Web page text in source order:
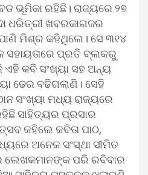
ଭୂମିକା ରହିଛି। ରାଜ୍ୟରେ ୨୭
ଧରିତ୍ରୀ ଖବରକାଗଜର
ମିଶ୍ର କହିଥିଲେ। ସେ ୩୧୪
ପ୍ରତି ବ୍ଲକରୁ
କବି ସଂଖ୍ୟା ସହ ଅନ୍ୟ
ଢେର ବଢିଗଲାଣି। ସେହି
ସଂଖ୍ୟା ମଧ୍ୟ ରାଜ୍ୟରେ
ସାହିତ୍ୟର ପ୍ରସାର
କହିଲେ କବିତା ପାଠ,
ଅନେକ ସଂସ୍ଥା ସୀମିତ
ଲେଖକମାନଙ୍କ ପରି ରବିବାର